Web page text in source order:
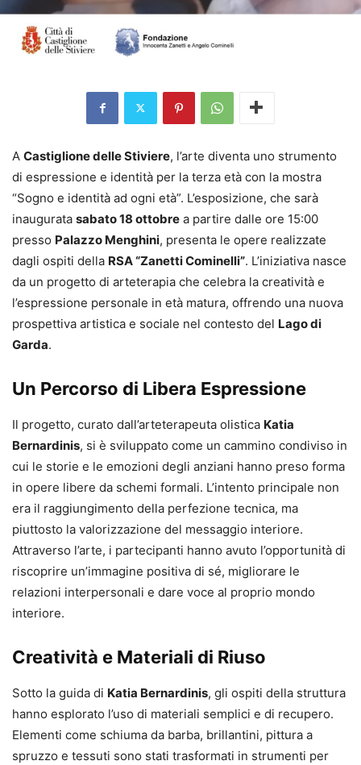
A Castiglione delle Stiviere, l’arte diventa uno strumento
di espressione e identità per la terza età con la mostra
“Sogno e identità ad ogni età”. L’esposizione, che sarà
inaugurata sabato 18 ottobre a partire dalle ore 15:00
presso Palazzo Menghini, presenta le opere realizzate
dagli ospiti della RSA “Zanetti Cominelli”. L’iniziativa nasce
da un progetto di arteterapia che celebra la creatività e
l’espressione personale in età matura, offrendo una nuova
prospettiva artistica e sociale nel contesto del Lago di
Garda.
Un Percorso di Libera Espressione
Il progetto, curato dall’arteterapeuta olistica Katia
Bernardinis, si è sviluppato come un cammino condiviso in
cui le storie e le emozioni degli anziani hanno preso forma
in opere libere da schemi formali. L’intento principale non
era il raggiungimento della perfezione tecnica, ma
piuttosto la valorizzazione del messaggio interiore.
Attraverso l’arte, i partecipanti hanno avuto l’opportunità di
riscoprire un’immagine positiva di sé, migliorare le
relazioni interpersonali e dare voce al proprio mondo
interiore.
Creatività e Materiali di Riuso
Sotto la guida di Katia Bernardinis, gli ospiti della struttura
hanno esplorato l’uso di materiali semplici e di recupero.
Elementi come schiuma da barba, brillantini, pittura a
spruzzo e tessuti sono stati trasformati in strumenti per